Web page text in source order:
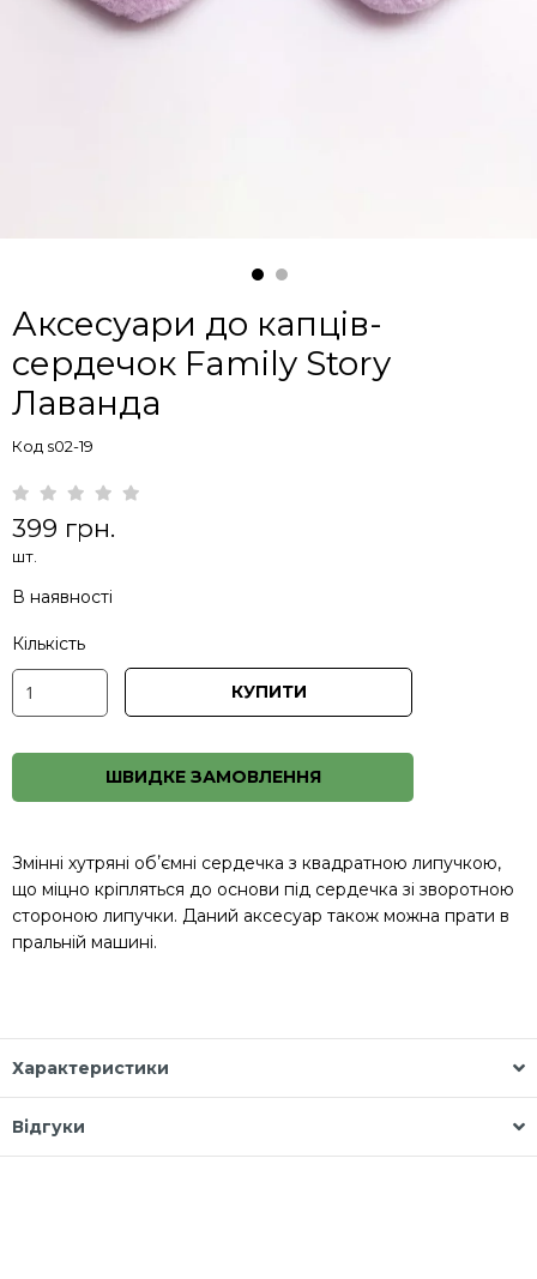
Аксесуари до капців-
сердечок Family Story
Лаванда
Код s02-19
399 грн.
шт.
В наявності
Кількість
КУПИТИ
ШВИДКЕ ЗАМОВЛЕННЯ
Змінні хутряні обʼємні сердечка з квадратною липучкою,
що міцно кріпляться до основи під сердечка зі зворотною
стороною липучки. Даний аксесуар також можна прати в
пральній машині.
Характеристики
Відгуки